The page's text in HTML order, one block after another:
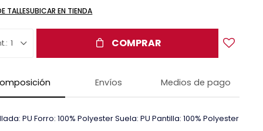
TALLESUBICAR EN TIENDA
1 COMPRAR
Envíos Medios de pago
PU Forro: 100% Polyester Suela: PU Pantilla: 100% Polyester